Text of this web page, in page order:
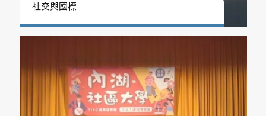
社交與國標